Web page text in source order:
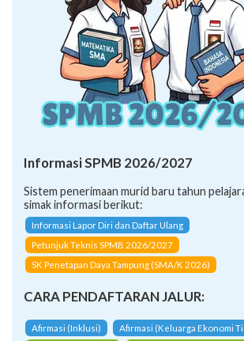
Informasi SPMB 2026/2027
Sistem penerimaan murid baru tahun
simak informasi berikut:
Informasi Lapor Diri dan Daftar Ulang
Petunjuk Teknis SPMB 2026/2027
SK Penetapan Daya Tampung (SMA/K 2026)
CARA PENDAFTARAN JALUR:
Afirmasi (Inklusi)
Afirmasi (Keluarga Ekonomi